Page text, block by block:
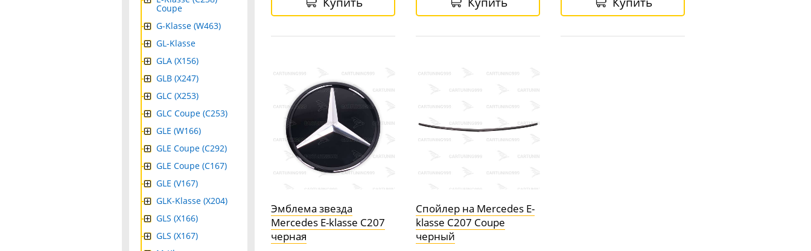
Эмблема звезда
Mercedes E-klasse C207
черная
Спойлер на Mercedes E-
klasse C207 Coupe
черный
Coupe
G-Klasse (W463)
GL-Klasse
GLA (X156)
GLB (X247)
GLC (X253)
GLC Coupe (C253)
GLE (W166)
GLE Coupe (C292)
GLE Coupe (C167)
GLE (V167)
GLK-Klasse (X204)
GLS (X166)
GLS (X167)